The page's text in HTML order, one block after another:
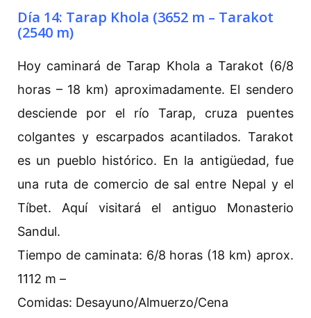
Día 14: Tarap Khola (3652 m – Tarakot
(2540 m)
Hoy caminará de Tarap Khola a Tarakot (6/8
horas – 18 km) aproximadamente. El sendero
desciende por el río Tarap, cruza puentes
colgantes y escarpados acantilados. Tarakot
es un pueblo histórico. En la antigüedad, fue
una ruta de comercio de sal entre Nepal y el
Tíbet. Aquí visitará el antiguo Monasterio
Sandul.
Tiempo de caminata: 6/8 horas (18 km) aprox.
1112 m –
Comidas: Desayuno/Almuerzo/Cena